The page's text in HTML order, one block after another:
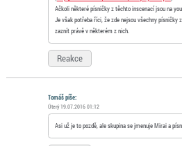
Ačkoli některé písničky z těchto inscenací jsou na
Je však potřeba říci, že zde nejsou všechny písničky
zaznít právě v některém z nich.
Reakce
Tomáš píše:
Úterý 19.07.2016 01:12
Asi už je to pozdě, ale skupina se jmenuje Mirai a